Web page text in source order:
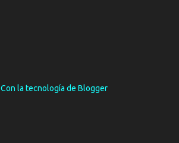
Con la tecnología de Blogger